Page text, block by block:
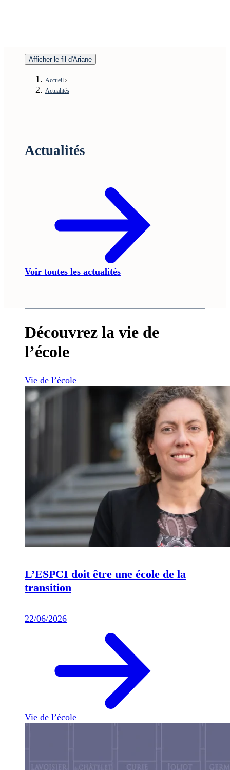
Afficher le fil d'Ariane
Accueil
Actualités
Actualités
Voir toutes les actualités
Découvrez la vie de
l’école
Vie de l’école
L’ESPCI doit être une école de la
transition
22/06/2026
Vie de l’école